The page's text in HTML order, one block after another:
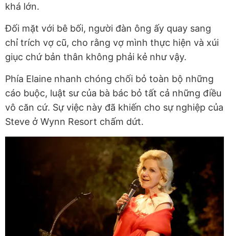
khá lớn.
Đối mặt với bê bối, người đàn ông ấy quay sang
chỉ trích vợ cũ, cho rằng vợ mình thực hiện và xúi
giục chứ bản thân không phải kẻ như vậy.
Phía Elaine nhanh chóng chối bỏ toàn bộ những
cáo buộc, luật sư của bà bác bỏ tất cả những điều
vô căn cứ. Sự việc này đã khiến cho sự nghiệp của
Steve ở Wynn Resort chấm dứt.